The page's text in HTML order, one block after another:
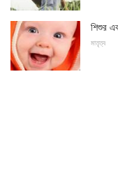
শিশুর
মাতৃত্ব